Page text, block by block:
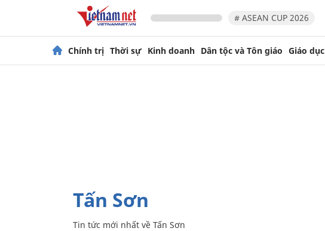
# ASEAN CUP 2026
Chính trị Thời sự Kinh doanh Dân tộc và Tôn giáo Giáo dục
Tấn Sơn
Tin tức mới nhất về Tấn Sơn